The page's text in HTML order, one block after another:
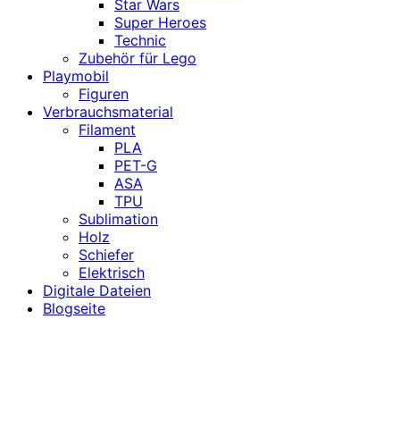
Star Wars
Super Heroes
Technic
Zubehör für Lego
Playmobil
Figuren
Verbrauchsmaterial
Filament
PLA
PET-G
ASA
TPU
Sublimation
Holz
Schiefer
Elektrisch
Digitale Dateien
Blogseite